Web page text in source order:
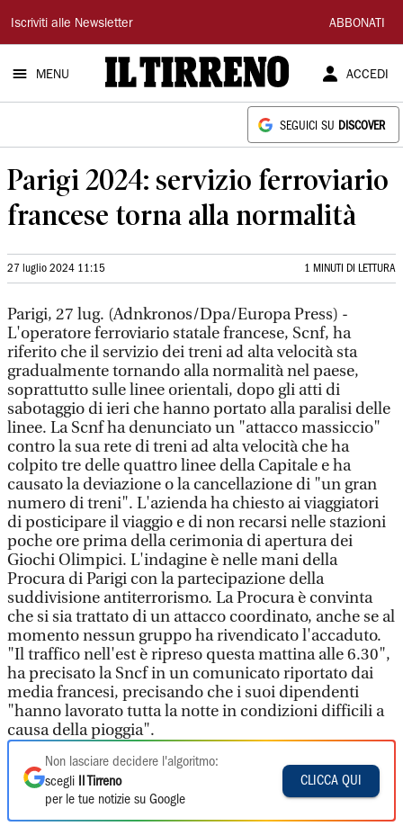
Il
Tirreno
Iscriviti alle Newsletter ABBONATI
MENU ACCEDI
SEGUICI SU DISCOVER
Parigi 2024: servizio ferroviario
francese torna alla normalità
27 luglio 2024 11:15 1 MINUTI DI LETTURA
Parigi, 27 lug. (Adnkronos/Dpa/Europa Press) -
L'operatore ferroviario statale francese, Scnf, ha
riferito che il servizio dei treni ad alta velocità sta
gradualmente tornando alla normalità nel paese,
soprattutto sulle linee orientali, dopo gli atti di
sabotaggio di ieri che hanno portato alla paralisi delle
linee. La Scnf ha denunciato un "attacco massiccio"
contro la sua rete di treni ad alta velocità che ha
colpito tre delle quattro linee della Capitale e ha
causato la deviazione o la cancellazione di "un gran
numero di treni". L'azienda ha chiesto ai viaggiatori
di posticipare il viaggio e di non recarsi nelle stazioni
poche ore prima della cerimonia di apertura dei
Giochi Olimpici. L'indagine è nelle mani della
Procura di Parigi con la partecipazione della
suddivisione antiterrorismo. La Procura è convinta
che si sia trattato di un attacco coordinato, anche se al
momento nessun gruppo ha rivendicato l'accaduto.
"Il traffico nell'est è ripreso questa mattina alle 6.30",
ha precisato la Sncf in un comunicato riportato dai
media francesi, precisando che i suoi dipendenti
"hanno lavorato tutta la notte in condizioni difficili a
causa della pioggia".
Non lasciare decidere l'algoritmo:
scegli
Il Tirreno
per le tue notizie su Google
CLICCA QUI